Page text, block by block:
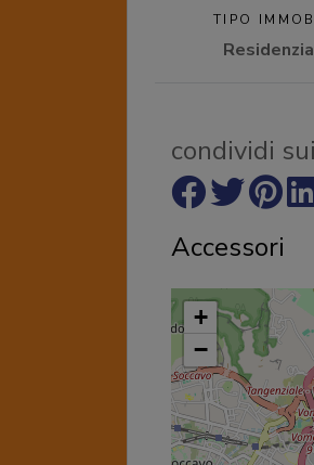
TIPO
condividi
Accessori
+
−